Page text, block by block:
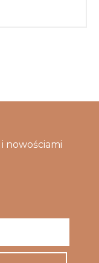
nowościami
*